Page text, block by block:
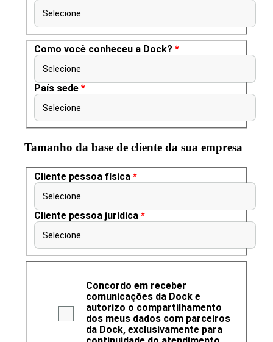
Selecione
Como você conheceu a Dock? *
Selecione
País sede *
Selecione
Tamanho da base de cliente da sua empresa
Cliente pessoa física *
Selecione
Cliente pessoa jurídica *
Selecione
Concordo em receber
comunicações da Dock e
autorizo o compartilhamento
dos meus dados com parceiros
da Dock, exclusivamente para